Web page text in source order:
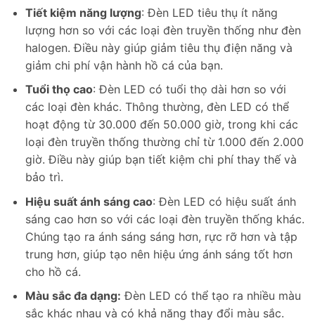
Tiết kiệm năng lượng: Đèn LED tiêu thụ ít năng
lượng hơn so với các loại đèn truyền thống như đèn
halogen. Điều này giúp giảm tiêu thụ điện năng và
giảm chi phí vận hành hồ cá của bạn.
Tuổi thọ cao: Đèn LED có tuổi thọ dài hơn so với
các loại đèn khác. Thông thường, đèn LED có thể
hoạt động từ 30.000 đến 50.000 giờ, trong khi các
loại đèn truyền thống thường chỉ từ 1.000 đến 2.000
giờ. Điều này giúp bạn tiết kiệm chi phí thay thế và
bảo trì.
Hiệu suất ánh sáng cao: Đèn LED có hiệu suất ánh
sáng cao hơn so với các loại đèn truyền thống khác.
Chúng tạo ra ánh sáng sáng hơn, rực rỡ hơn và tập
trung hơn, giúp tạo nên hiệu ứng ánh sáng tốt hơn
cho hồ cá.
Màu sắc đa dạng: Đèn LED có thể tạo ra nhiều màu
sắc khác nhau và có khả năng thay đổi màu sắc.